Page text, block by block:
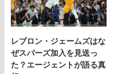
レブロン・ジェームズはな
ぜスパーズ加入を見送っ
た？エージェントが語る真